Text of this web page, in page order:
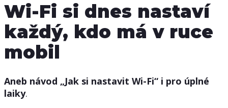
Wi-Fi si dnes nastaví
každý, kdo má v ruce
mobil
Aneb návod „Jak si nastavit Wi-Fi“ i pro úplné
laiky.